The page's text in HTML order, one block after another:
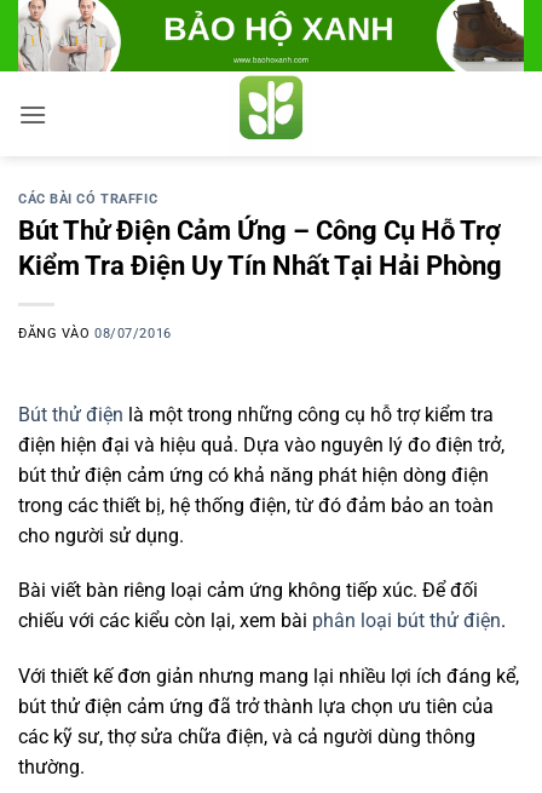
Bỏ
qua
nội
dung
CÁC BÀI CÓ TRAFFIC
Bút Thử Điện Cảm Ứng – Công Cụ Hỗ Trợ
Kiểm Tra Điện Uy Tín Nhất Tại Hải Phòng
ĐĂNG VÀO08/07/2016
Bút thử điện là một trong những công cụ hỗ trợ kiểm tra
điện hiện đại và hiệu quả. Dựa vào nguyên lý đo điện trở,
bút thử điện cảm ứng có khả năng phát hiện dòng điện
trong các thiết bị, hệ thống điện, từ đó đảm bảo an toàn
cho người sử dụng.
Bài viết bàn riêng loại cảm ứng không tiếp xúc. Để đối
chiếu với các kiểu còn lại, xem bài phân loại bút thử điện.
Với thiết kế đơn giản nhưng mang lại nhiều lợi ích đáng kể,
bút thử điện cảm ứng đã trở thành lựa chọn ưu tiên của
các kỹ sư, thợ sửa chữa điện, và cả người dùng thông
thường.